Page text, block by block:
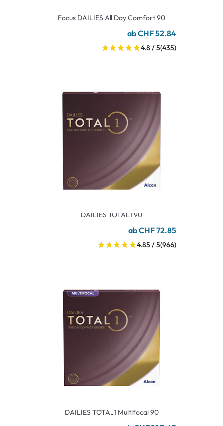
Focus DAILIES All Day Comfort 90
ab CHF 52.84
4.8 / 5(435)
DAILIES TOTAL1 90
ab CHF 72.85
4.85 / 5(966)
DAILIES TOTAL1 Multifocal 90